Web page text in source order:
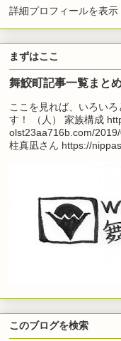
詳細プロフィールを表示
まずはここ
舞鮫町記事一覧まと
ここを見れば、いろい
す！ （人） 家族構成
olst23aa716b.com/
柱真凪さん https://
このブログを検索